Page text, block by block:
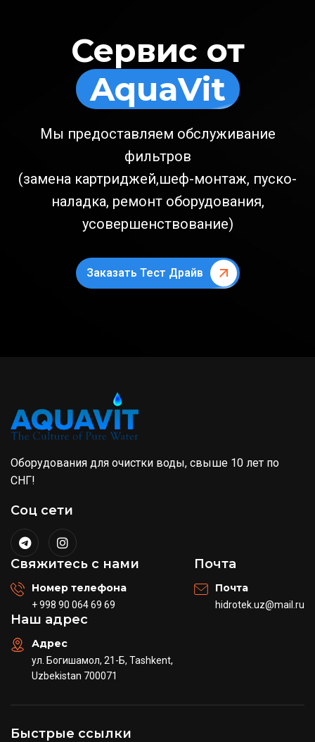
Сервис от
AquaVit
Мы предоставляем обслуживание
фильтров
(замена картриджей,шеф-монтаж, пуско-
наладка, ремонт оборудования,
усовершенствование)
Заказать Тест Драйв
Оборудования для очистки воды, свыше 10 лет по
СНГ!
Соц сети
Свяжитесь с нами
Номер телефона
+ 998 90 064 69 69
Почта
Почта
hidrotek.uz@mail.ru
Наш адрес
Адрес
ул. Богишамол, 21-Б, Tashkent,
Uzbekistan 700071
Быстрые ссылки